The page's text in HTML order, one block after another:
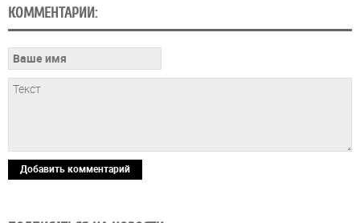
КОММЕНТАРИИ:
Добавить комментарий